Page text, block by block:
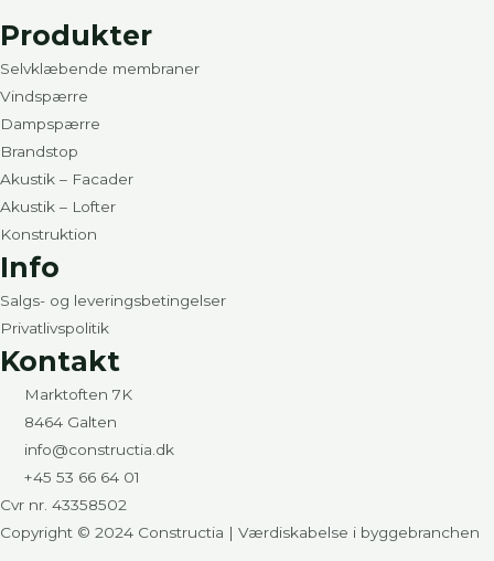
Produkter
Selvklæbende membraner
Vindspærre
Dampspærre
Brandstop
Akustik – Facader
Akustik – Lofter
Konstruktion
Info
Salgs- og leveringsbetingelser
Privatlivspolitik
Kontakt
Marktoften 7K
8464 Galten
info@constructia.dk
+45 53 66 64 01
Cvr nr. 43358502
Copyright © 2024 Constructia | Værdiskabelse i byggebranchen